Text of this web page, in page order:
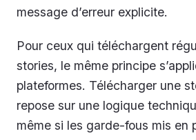
message d’erreur explicite.
Pour ceux qui téléchargent
stories, le même principe
plateformes. Télécharger une
repose sur une logique
même si les garde-fous mis en